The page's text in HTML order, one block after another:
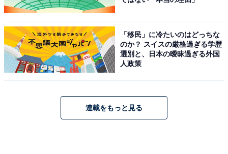
「移民」に冷たいのはどっちな
のか？ スイスの厳格過ぎる学歴
選別と、日本の曖昧過ぎる外国
人政策
連載をもっと見る